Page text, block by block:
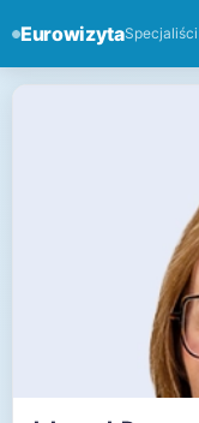
EurowizytaSpecjaliści